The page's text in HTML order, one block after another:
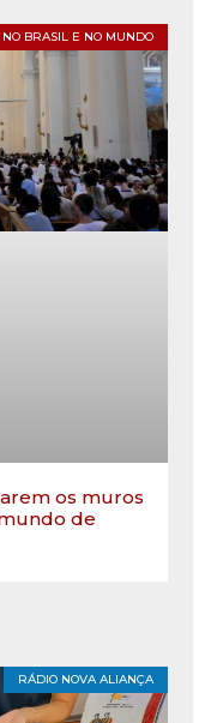
NO BRASIL E NO MUNDO
os muros
de
RÁDIO NOVA ALIANÇA